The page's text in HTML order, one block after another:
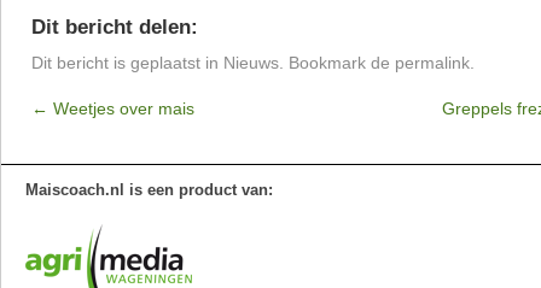
Dit bericht delen:
Dit bericht is geplaatst in Nieuws . Bookmark de permalink
← Weetjes over mais Greppels
Maiscoach.nl is een product van: